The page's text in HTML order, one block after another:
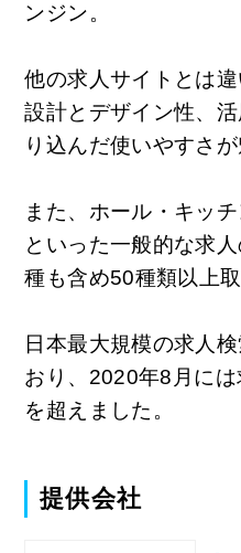
ンジン。
他の求人サイトとは
設計とデザイン性、
り込んだ使いやすさが
また、ホール・キッ
といった一般的な求
種も含め50種類以上
日本最大規模の求人
おり、2020年8月に
を超えました。
提供会社